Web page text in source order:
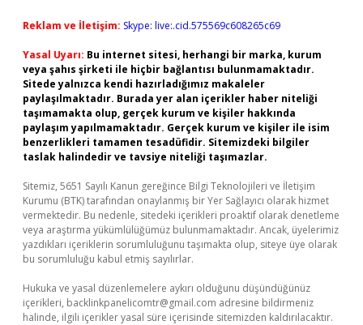
Reklam ve İletişim: Skype: live:.cid.575569c608265c69
Yasal Uyarı: Bu internet sitesi, herhangi bir marka, kurum
veya şahıs şirketi ile hiçbir bağlantısı bulunmamaktadır.
Sitede yalnızca kendi hazırladığımız makaleler
paylaşılmaktadır. Burada yer alan içerikler haber niteliği
taşımamakta olup, gerçek kurum ve kişiler hakkında
paylaşım yapılmamaktadır. Gerçek kurum ve kişiler ile isim
benzerlikleri tamamen tesadüfidir. Sitemizdeki bilgiler
taslak halindedir ve tavsiye niteliği taşımazlar.
Sitemiz, 5651 Sayılı Kanun gereğince Bilgi Teknolojileri ve İletişim
Kurumu (BTK) tarafından onaylanmış bir Yer Sağlayıcı olarak hizmet
vermektedir. Bu nedenle, sitedeki içerikleri proaktif olarak denetleme
veya araştırma yükümlülüğümüz bulunmamaktadır. Ancak, üyelerimiz
yazdıkları içeriklerin sorumluluğunu taşımakta olup, siteye üye olarak
bu sorumluluğu kabul etmiş sayılırlar.
Hukuka ve yasal düzenlemelere aykırı olduğunu düşündüğünüz
içerikleri, backlinkpanelicomtr@gmail.com adresine bildirmeniz
halinde, ilgili içerikler yasal süre içerisinde sitemizden kaldırılacaktır.